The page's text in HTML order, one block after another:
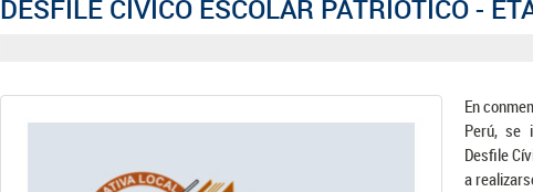
DESFILE CÍVICO ESCOLAR PATRIÓTICO -
En
Perú, se
Desfile
a